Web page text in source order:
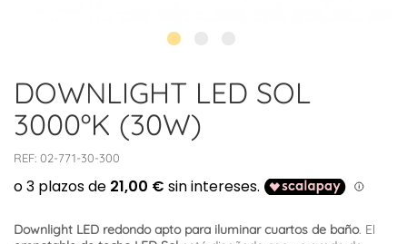
DOWNLIGHT LED SOL
3000ºK (30W)
REF: 02-771-30-300
Downlight LED redondo apto para iluminar cuartos de baño. El